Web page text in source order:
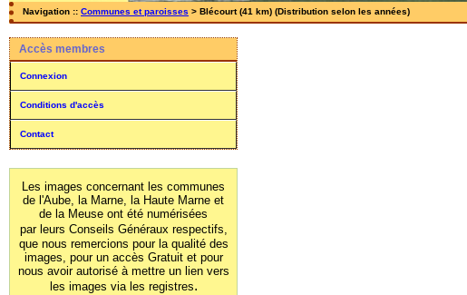
Navigation :: Communes et paroisses > Blécourt (41 km) (Distribution selon les années)
Accès membres
Connexion
Conditions d'accès
Contact
Les images concernant les communes
de l'Aube, la Marne, la Haute Marne et
de la Meuse ont été numérisées
par leurs Conseils Généraux respectifs,
que nous remercions pour la qualité des
images, pour un accès Gratuit et pour
nous avoir autorisé à mettre un lien vers
les images via les registres.